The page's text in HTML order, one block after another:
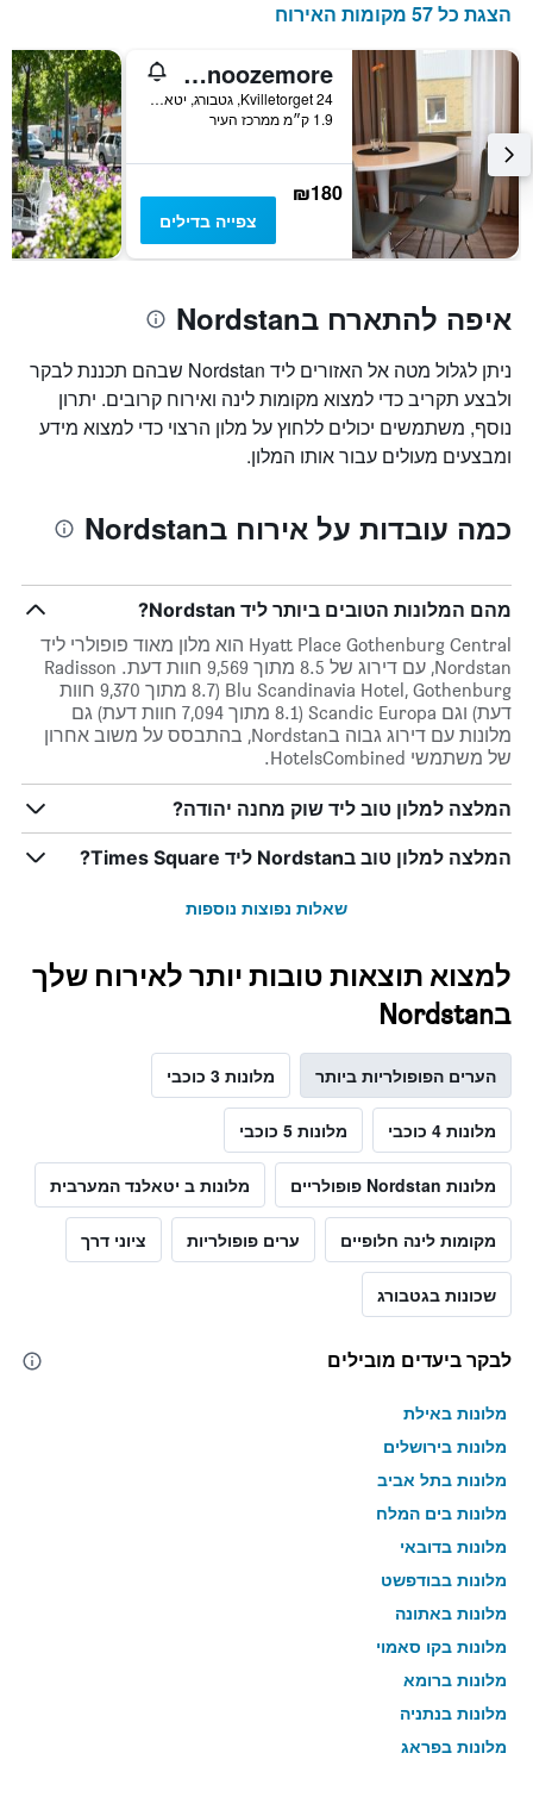
הצגת כל 57 מקומות האירוח
Hostel Snoozemore
24 Kvilletorget, גטבורג, יטאלנד המערבית, שוודיה
1.9 ק״מ ממרכז העיר
₪180
צפייה בדילים
איפה להתארח בNordstan
ניתן לגלול מטה אל האזורים ליד Nordstan שבהם תכננת לבקר
ולבצע תקריב כדי למצוא מקומות לינה ואירוח קרובים. יתרון
נוסף, משתמשים יכולים ללחוץ על מלון הרצוי כדי למצוא מידע
ומבצעים מעולים עבור אותו המלון.
כמה עובדות על אירוח בNordstan
מהם המלונות הטובים ביותר ליד Nordstan?
Hyatt Place Gothenburg Central הוא מלון מאוד פופולרי ליד
Nordstan, עם דירוג של 8.5 מתוך 9,569 חוות דעת. Radisson
Blu Scandinavia Hotel, Gothenburg (8.7 מתוך 9,370 חוות
דעת) וגם Scandic Europa (8.1 מתוך 7,094 חוות דעת) גם
מלונות עם דירוג גבוה בNordstan, בהתבסס על משוב אחרון
של משתמשי HotelsCombined.
המלצה למלון טוב ליד שוק מחנה יהודה?
המלצה למלון טוב בNordstan ליד Times Square?
שאלות נפוצות נוספות
למצוא תוצאות טובות יותר לאירוח שלך
בNordstan
הערים הפופולריות ביותר מלונות 3 כוכבי
מלונות 4 כוכבי מלונות 5 כוכבי
מלונות Nordstan פופולריים מלונות ב יטאלנד המערבית
מקומות לינה חלופיים ערים פופולריות ציוני דרך
שכונות בגטבורג
לבקר ביעדים מובילים
מלונות באילת
מלונות בירושלים
מלונות בתל אביב
מלונות בים המלח
מלונות בדובאי
מלונות בבודפשט
מלונות באתונה
מלונות בקו סאמוי
מלונות ברומא
מלונות בנתניה
מלונות בפראג